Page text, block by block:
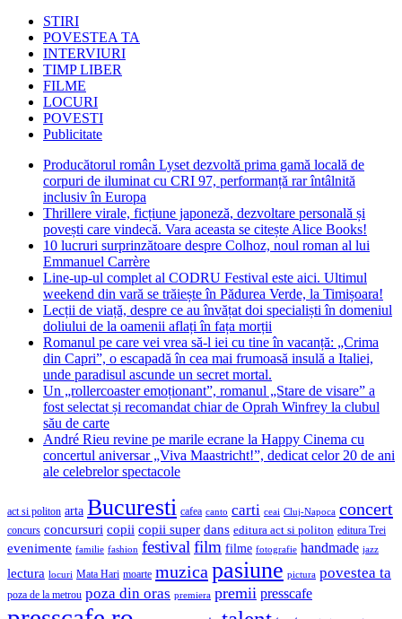
STIRI
POVESTEA TA
INTERVIURI
TIMP LIBER
FILME
LOCURI
POVESTI
Publicitate
Producătorul român Lyset dezvoltă prima gamă locală de
corpuri de iluminat cu CRI 97, performanță rar întâlnită
inclusiv în Europa
Thrillere virale, ficțiune japoneză, dezvoltare personală și
povești care vindecă. Vara aceasta se citește Alice Books!
10 lucruri surprinzătoare despre Colhoz, noul roman al lui
Emmanuel Carrère
Line-up-ul complet al CODRU Festival este aici. Ultimul
weekend din vară se trăiește în Pădurea Verde, la Timișoara!
Lecții de viață, despre ce au învățat doi specialiști în domeniul
doliului de la oamenii aflați în fața morții
Romanul pe care vei vrea să-l iei cu tine în vacanță: „Crima
din Capri”, o escapadă în cea mai frumoasă insulă a Italiei,
unde paradisul ascunde un secret mortal.
Un „rollercoaster emoționant”, romanul „Stare de visare” a
fost selectat și recomandat chiar de Oprah Winfrey la clubul
său de carte
André Rieu revine pe marile ecrane la Happy Cinema cu
concertul aniversar „Viva Maastricht!”, dedicat celor 20 de ani
ale celebrelor spectacole
act si politon arta Bucuresti cafea canto carti ceai Cluj-Napoca concert
concurs concursuri copii copii super dans editura act si politon editura Trei
evenimente familie fashion festival film filme fotografie handmade jazz
lectura locuri Mata Hari moarte muzica pasiune pictura povestea ta
poza de la metrou poza din oras premiera premii presscafe